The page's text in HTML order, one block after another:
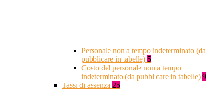
Personale non a tempo indeterminato (da
pubblicare in tabelle) 5
Costo del personale non a tempo
indeterminato (da pubblicare in tabelle) 9
Tassi di assenza 25